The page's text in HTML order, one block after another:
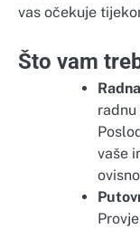
vas očekuje
Što vam
radnu
vaše